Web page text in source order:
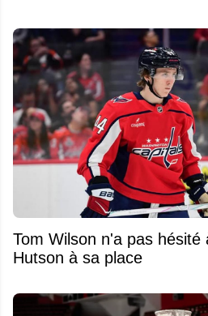
Tom Wilson n'a pas hésité
Hutson à sa place